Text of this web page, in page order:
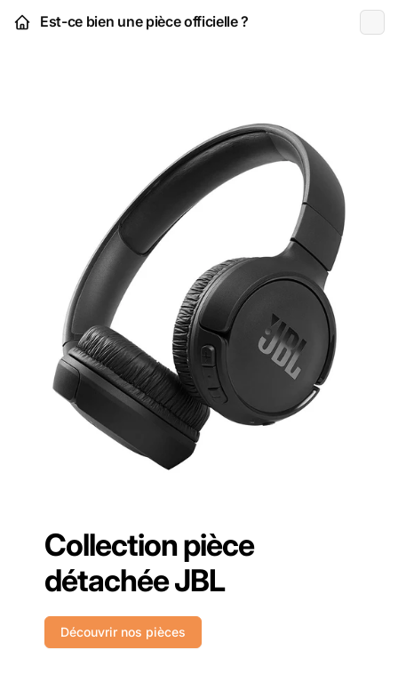
Est-ce bien une pièce officielle ?
Collection pièce
détachée JBL
Découvrir nos pièces